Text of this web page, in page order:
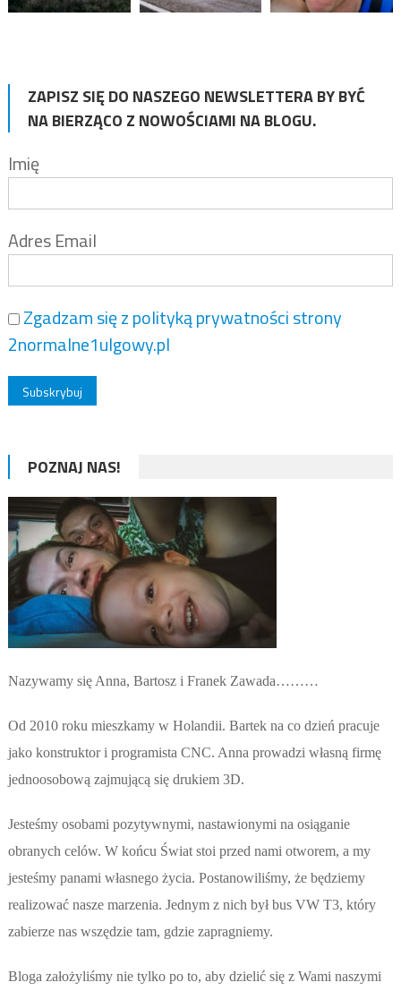
ZAPISZ SIĘ DO NASZEGO NEWSLETTERA BY BYĆ
NA BIERZĄCO Z NOWOŚCIAMI NA BLOGU.
Imię
Adres Email
Zgadzam się z polityką prywatności strony
2normalne1ulgowy.pl
POZNAJ NAS!
Nazywamy się Anna, Bartosz i Franek Zawada………
Od 2010 roku mieszkamy w Holandii. Bartek na co dzień pracuje
jako konstruktor i programista CNC. Anna prowadzi własną firmę
jednoosobową zajmującą się drukiem 3D.
Jesteśmy osobami pozytywnymi, nastawionymi na osiąganie
obranych celów. W końcu Świat stoi przed nami otworem, a my
jesteśmy panami własnego życia. Postanowiliśmy, że będziemy
realizować nasze marzenia. Jednym z nich był bus VW T3, który
zabierze nas wszędzie tam, gdzie zapragniemy.
Bloga założyliśmy nie tylko po to, aby dzielić się z Wami naszymi